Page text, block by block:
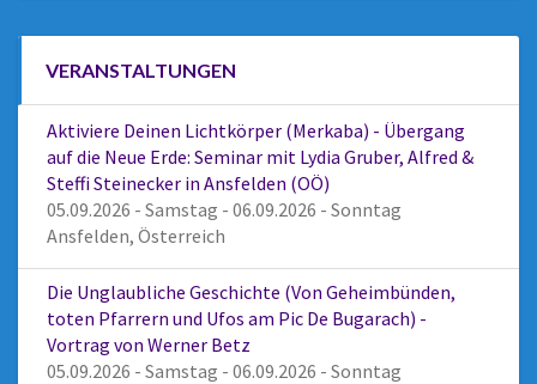
VERANSTALTUNGEN
Aktiviere Deinen Lichtkörper (Merkaba) - Übergang
auf die Neue Erde: Seminar mit Lydia Gruber, Alfred &
Steffi Steinecker in Ansfelden (OÖ)
05.09.2026 - Samstag - 06.09.2026 - Sonntag
Ansfelden, Österreich
Die Unglaubliche Geschichte (Von Geheimbünden,
toten Pfarrern und Ufos am Pic De Bugarach) -
Vortrag von Werner Betz
05.09.2026 - Samstag - 06.09.2026 - Sonntag